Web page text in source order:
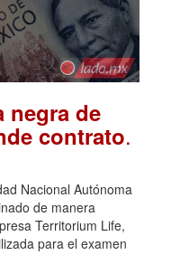
negra de
contrato.
Nacional Autónoma
de manera
Territorium Life,
para el examen